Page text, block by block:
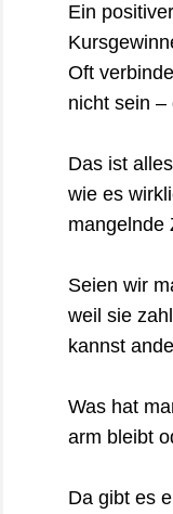
Ein
Oft
nicht sein –
Das ist
wie es
mangelnde
Seien wir
weil sie
kannst
Was hat
arm bleibt
Da gibt es